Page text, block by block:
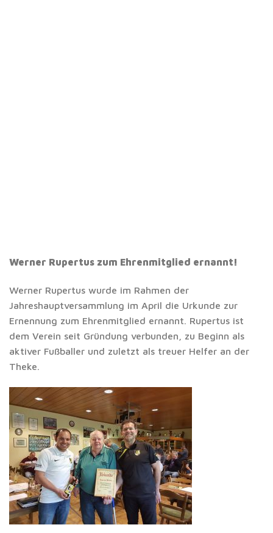
Werner Rupertus zum Ehrenmitglied ernannt!
Werner Rupertus wurde im Rahmen der
Jahreshauptversammlung im April die Urkunde zur
Ernennung zum Ehrenmitglied ernannt. Rupertus ist
dem Verein seit Gründung verbunden, zu Beginn als
aktiver Fußballer und zuletzt als treuer Helfer an der
Theke.